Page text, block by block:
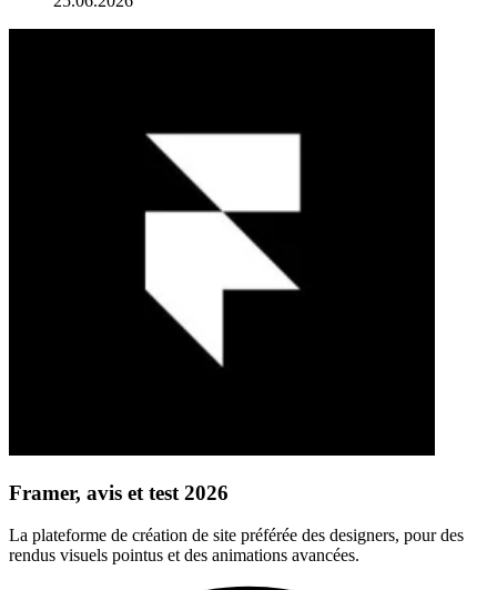
Framer, avis et test 2026
La plateforme de création de site préférée des designers, pour des
rendus visuels pointus et des animations avancées.